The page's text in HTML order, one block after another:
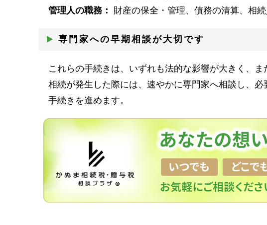
管理人の職務：
財産の保全・管理、債務の清算、相
専門家への早期相談が大切です
これらの手続きは、いずれも法的な影響が大きく、
相続が発生した際には、速やかに専門家へ相談し、
手続きを進めます。